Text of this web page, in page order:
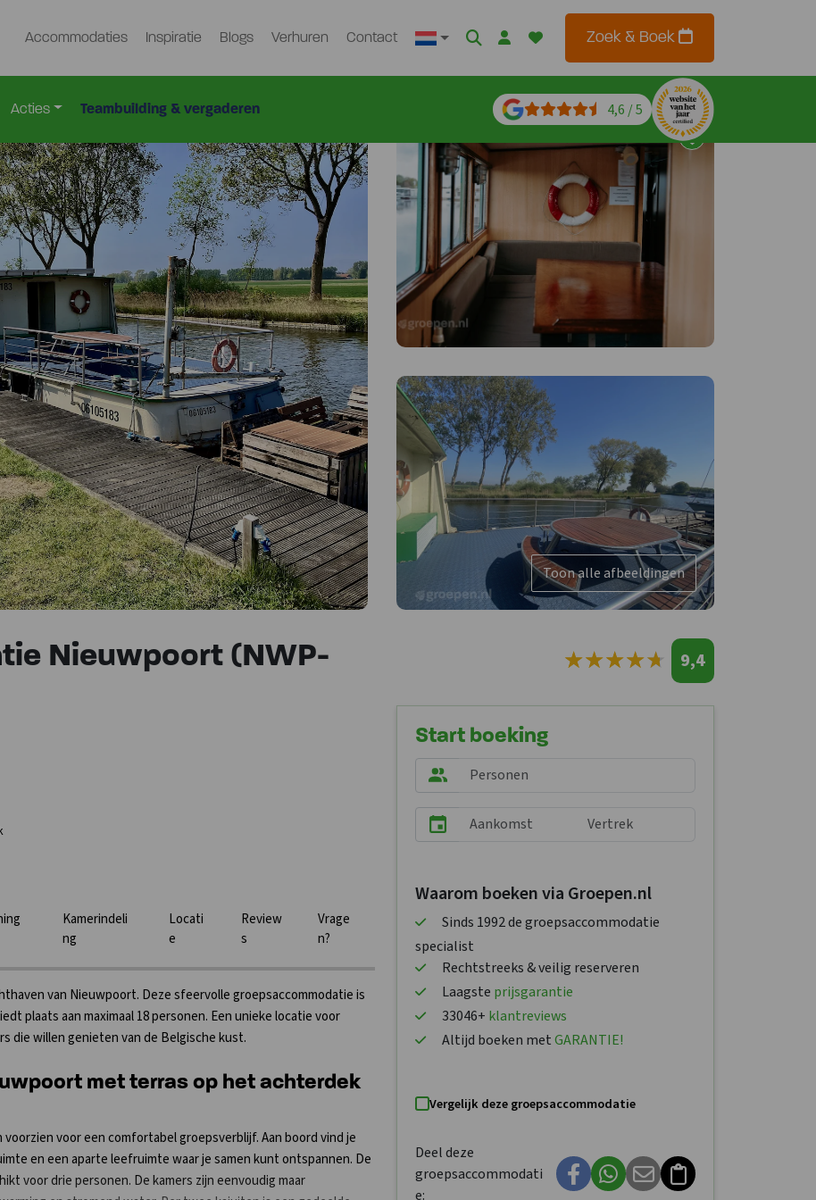
Accommodaties Inspiratie Blogs Verhuren Contact Zoek & Boek
Acties Teambuilding & vergaderen 4,6 / 5
Toon alle afbeeldingen
Nieuwpoort (NWP-
Kamerindeli
ng
Locati
e
Review
s
Vrage
n?
van Nieuwpoort. Deze sfeervolle groepsaccommodatie is
plaats aan maximaal 18 personen. Een unieke locatie voor
die willen genieten van de Belgische kust.
met terras op het achterdek
voor een comfortabel groepsverblijf. Aan boord vind je
en een aparte leefruimte waar je samen kunt ontspannen. De
voor drie personen. De kamers zijn eenvoudig maar
9,4
★
★★
★★
★★
★★
★
Start boeking
Waarom boeken via Groepen.nl
Sinds 1992 de groepsaccommodatie
specialist
Rechtstreeks & veilig reserveren
Laagste prijsgarantie
33046+ klantreviews
Altijd boeken metGARANTIE!
Vergelijk deze groepsaccommodatie
Deel deze
groepsaccommodati
e: